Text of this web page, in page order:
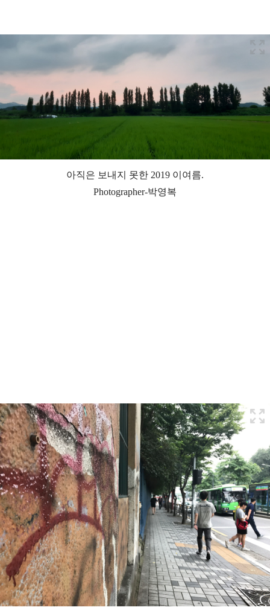
아직은 보내지 못한 2019 이여름.
Photographer-박영복